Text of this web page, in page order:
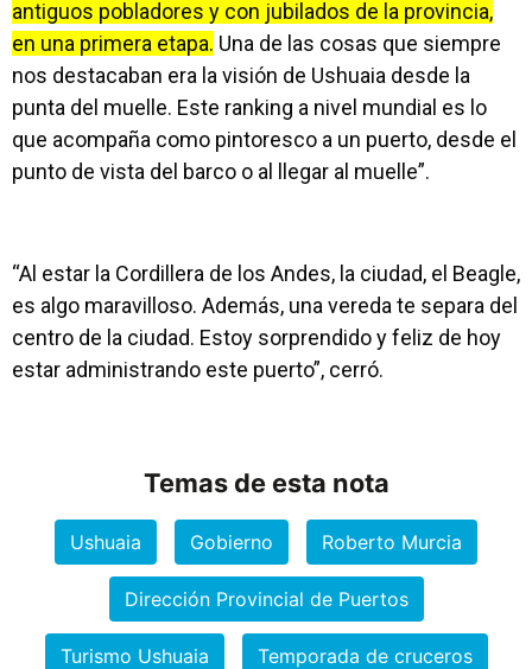
antiguos pobladores y con jubilados de la provincia,
en una primera etapa. Una de las cosas que siempre
nos destacaban era la visión de Ushuaia desde la
punta del muelle. Este ranking a nivel mundial es lo
que acompaña como pintoresco a un puerto, desde el
punto de vista del barco o al llegar al muelle”.
“Al estar la Cordillera de los Andes, la ciudad, el Beagle,
es algo maravilloso. Además, una vereda te separa del
centro de la ciudad. Estoy sorprendido y feliz de hoy
estar administrando este puerto”, cerró.
Temas de esta nota
Ushuaia Gobierno Roberto Murcia
Dirección Provincial de Puertos
Turismo Ushuaia Temporada de cruceros